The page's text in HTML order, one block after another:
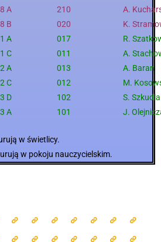
8 A
210
A.
8 B
020 K.
1 A 017
R.
1 C
011
A.
2 A
013
A. Baran
2 C
012
M.
3 D
102
S.
3 A
101 J.
w świetlicy.
w pokoju nauczycielskim.